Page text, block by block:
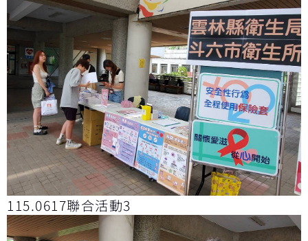
115.0617聯合活動3